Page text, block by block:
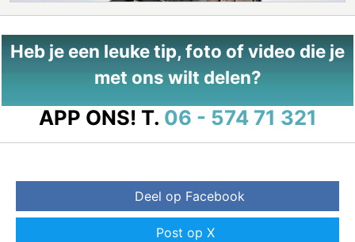
Heb je een leuke tip, foto of video die je
met ons wilt delen?
APP ONS! T. 06 - 574 71 321
Deel op Facebook
Post op X